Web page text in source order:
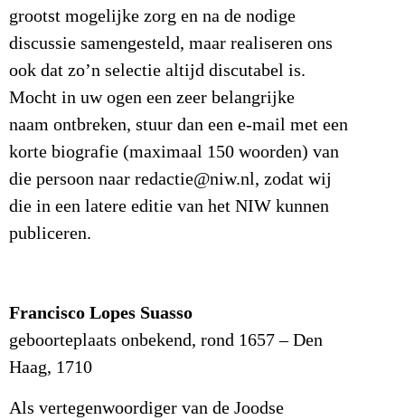
grootst mogelijke zorg en na de nodige
discussie samengesteld, maar realiseren ons
ook dat zo’n selectie altijd discutabel is.
Mocht in uw ogen een zeer belangrijke
naam ontbreken, stuur dan een e-mail met een
korte biografie (maximaal 150 woorden) van
die persoon naar redactie@niw.nl, zodat wij
die in een latere editie van het NIW kunnen
publiceren.
Francisco Lopes Suasso
geboorteplaats onbekend, rond 1657 – Den
Haag, 1710
Als vertegenwoordiger van de Joodse